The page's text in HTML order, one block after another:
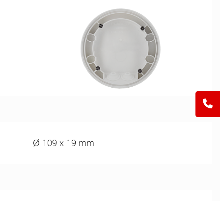
Ø 109 x 19 mm